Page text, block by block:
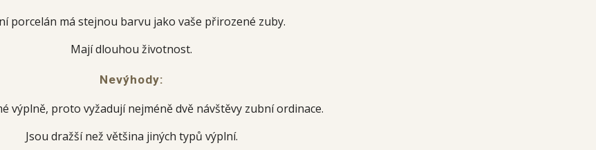
porcelán má stejnou barvu jako vaše přirozené zuby.
Mají dlouhou životnost.
Nevýhody:
výplně, proto vyžadují nejméně dvě návštěvy zubní ordinace.
Jsou dražší než většina jiných typů výplní.